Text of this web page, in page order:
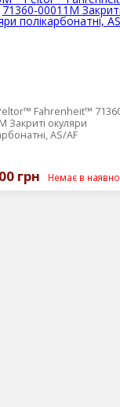
Fahrenheit™
Закриті окуляри
AS/AF
грн Немає в